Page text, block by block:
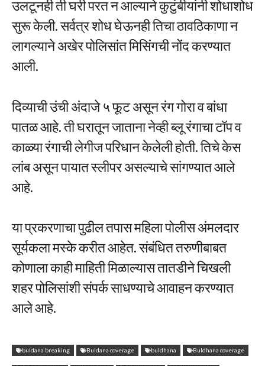
उलटूनही ती घरी परत न आल्याने कुटुंबीयांनी शोधाशोध
सुरू केली. सर्वत्र शोध घेऊनही तिचा ठावठिकाणा न
लागल्याने अखेर पोलिसांत मिसिंगची नोंद करण्यात
आली.
दिव्याची उंची अंदाजे ५ फूट असून रंग गोरा व बांधा
पातळ आहे. ती घरातून जाताना नेव्ही ब्लू रंगाचा टॉप व
काळ्या रंगाची लेगीज परिधान केलेली होती. तिचे केस
लांब असून पायात स्लीपर असल्याचे सांगण्यात आले
आहे.
या प्रकरणाचा पुढील तपास महिला पोलीस अंमलदार
सूर्यकला मस्के करीत आहेत. संबंधित तरुणीबाबत
कोणाला काही माहिती मिळाल्यास तातडीने चिखली
शहर पोलिसांशी संपर्क साधण्याचे आवाहन करण्यात
आले आहे.
buldana breaking Buldana coverage buldhana Buldhana coverage